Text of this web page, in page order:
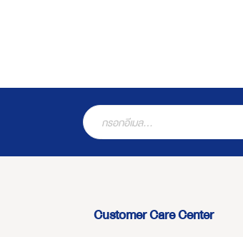
Customer Care Center